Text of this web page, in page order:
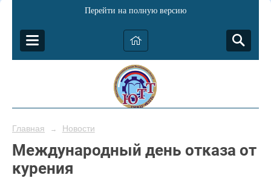
Перейти на полную версию
Главная → Новости
Международный день отказа от
курения